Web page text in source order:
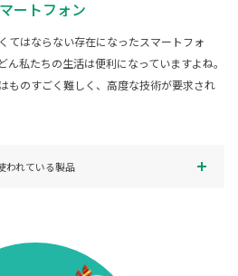
ートフォン
てはならない存在になったスマートフォ
ん私たちの生活は便利になっていますよね。
ものすごく難しく、高度な技術が要求され
われている製品